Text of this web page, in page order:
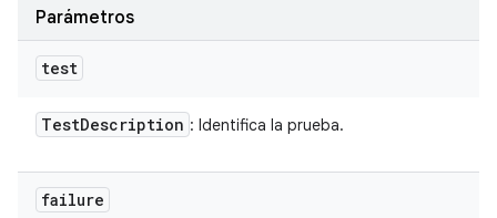
Parámetros
test
TestDescription : Identifica la prueba.
failure